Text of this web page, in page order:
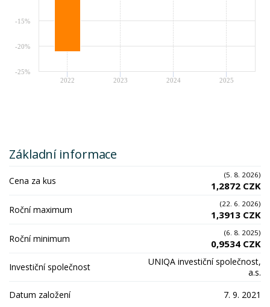
2022 2023 2024 2025
-25%
-20%
-15%
Základní informace
Cena za kus (5. 8. 2026)
1,2872 CZK
Roční maximum (22. 6. 2026)
1,3913 CZK
Roční minimum (6. 8. 2025)
0,9534 CZK
Investiční společnost
UNIQA investiční společnost,
a.s.
Datum založení
7. 9. 2021